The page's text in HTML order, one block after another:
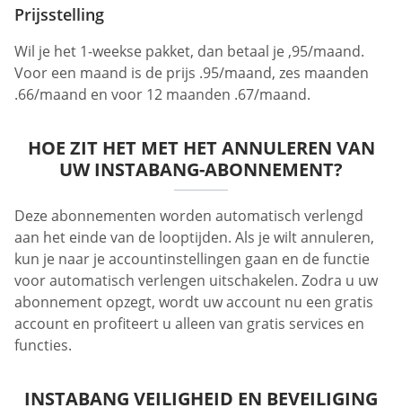
Prijsstelling
Wil je het 1-weekse pakket, dan betaal je ,95/maand.
Voor een maand is de prijs .95/maand, zes maanden
.66/maand en voor 12 maanden .67/maand.
HOE ZIT HET MET HET ANNULEREN VAN
UW INSTABANG-ABONNEMENT?
Deze abonnementen worden automatisch verlengd
aan het einde van de looptijden. Als je wilt annuleren,
kun je naar je accountinstellingen gaan en de functie
voor automatisch verlengen uitschakelen. Zodra u uw
abonnement opzegt, wordt uw account nu een gratis
account en profiteert u alleen van gratis services en
functies.
INSTABANG VEILIGHEID EN BEVEILIGING